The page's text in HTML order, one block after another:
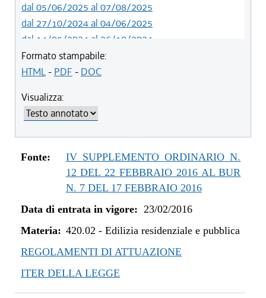
dal 05/06/2025 al 07/08/2025
dal 27/10/2024 al 04/06/2025
dal 14/05/2024 al 26/10/2024
dal 09/04/2024 al 13/05/2024
dal 15/02/2024 al 08/04/2024
dal 01/01/2021 al 31/12/2023
dal 10/08/2019 al 31/12/2020
dal 11/07/2019 al 09/08/2019
dal 01/05/2019 al 10/07/2019
dal 08/11/2018 al 30/04/2019
dal 29/03/2018 al 07/11/2018
dal 27/07/2017 al 04/01/2018
dal 13/04/2017 al 26/07/2017
dal 23/02/2016 al 12/04/2017
Formato stampabile:
HTML- PDF - DOC
Visualizza:
Fonte:
IV SUPPLEMENTO ORDINARIO N.
12 DEL 22 FEBBRAIO 2016 AL BUR
N. 7 DEL 17 FEBBRAIO 2016
Data di entrata in vigore: 23/02/2016
Materia: 420.02 - Edilizia residenziale e pubblica
REGOLAMENTI DI ATTUAZIONE
ITER DELLA LEGGE